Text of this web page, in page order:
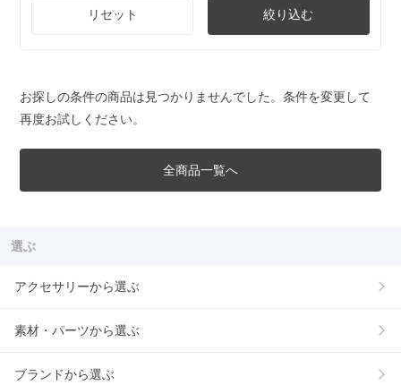
リセット 絞り込む
お探しの条件の商品は見つかりませんでした。条件を変更して
再度お試しください。
全商品一覧へ
選ぶ
アクセサリーから選ぶ
素材・パーツから選ぶ
ブランドから選ぶ